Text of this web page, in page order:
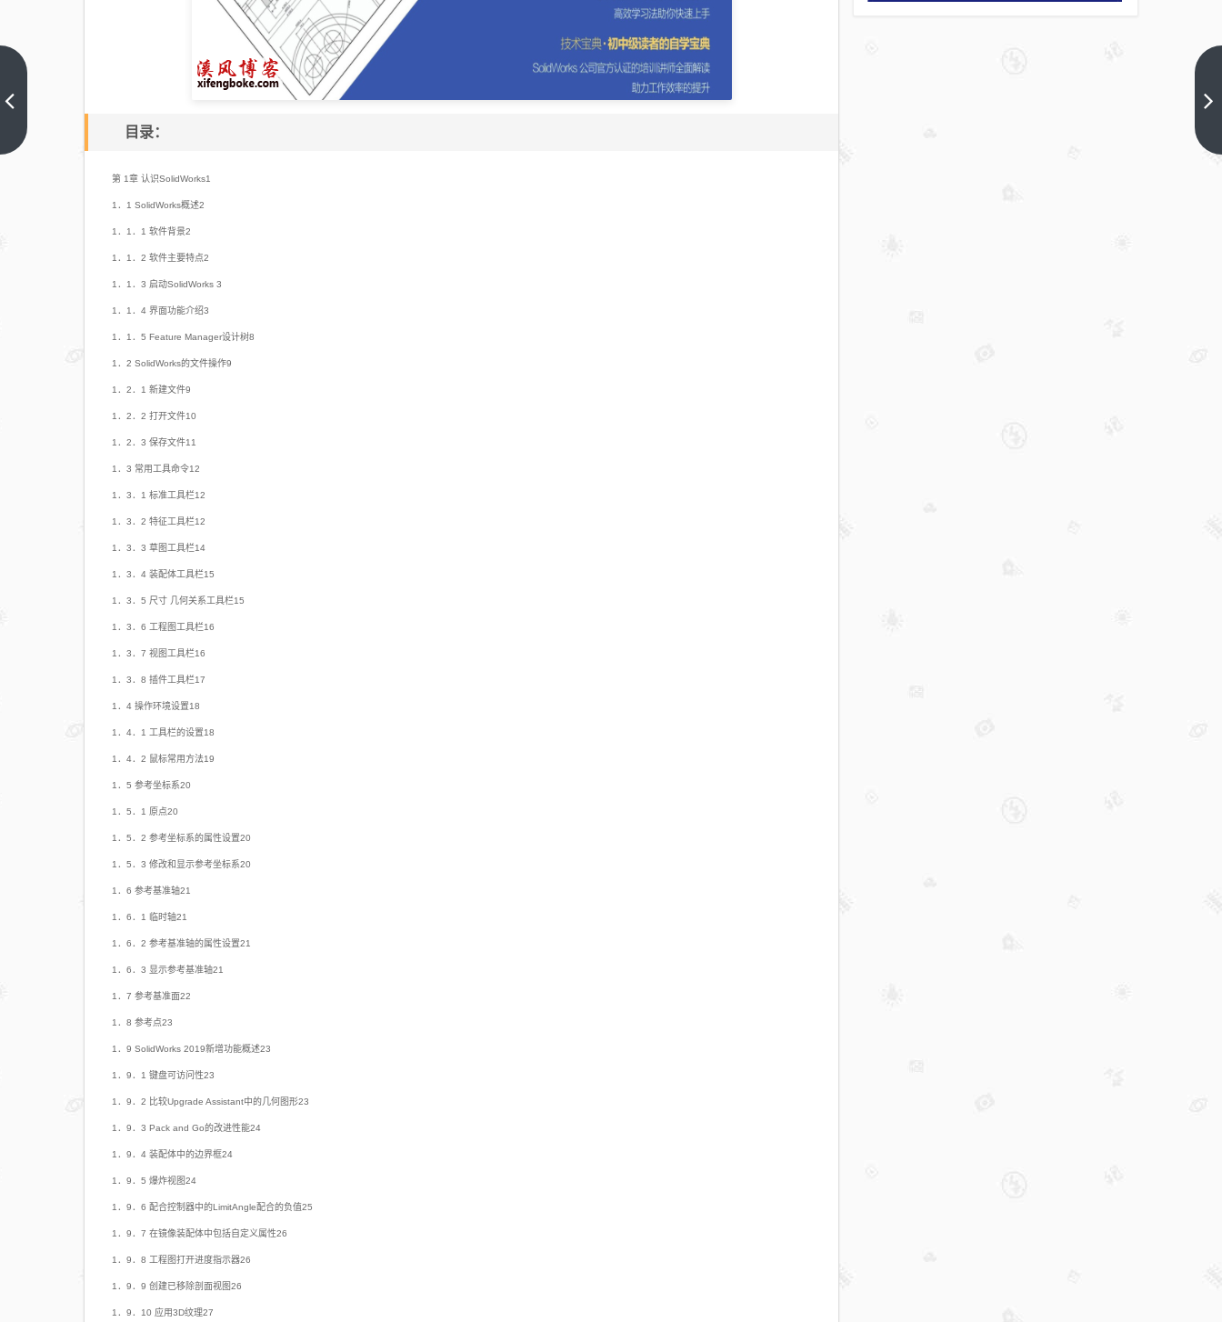
目录：
第 1章 认识SolidWorks1
1．1 SolidWorks概述2
1．1．1 软件背景2
1．1．2 软件主要特点2
1．1．3 启动SolidWorks 3
1．1．4 界面功能介绍3
1．1．5 Feature Manager设计树8
1．2 SolidWorks的文件操作9
1．2．1 新建文件9
1．2．2 打开文件10
1．2．3 保存文件11
1．3 常用工具命令12
1．3．1 标准工具栏12
1．3．2 特征工具栏12
1．3．3 草图工具栏14
1．3．4 装配体工具栏15
1．3．5 尺寸 几何关系工具栏15
1．3．6 工程图工具栏16
1．3．7 视图工具栏16
1．3．8 插件工具栏17
1．4 操作环境设置18
1．4．1 工具栏的设置18
1．4．2 鼠标常用方法19
1．5 参考坐标系20
1．5．1 原点20
1．5．2 参考坐标系的属性设置20
1．5．3 修改和显示参考坐标系20
1．6 参考基准轴21
1．6．1 临时轴21
1．6．2 参考基准轴的属性设置21
1．6．3 显示参考基准轴21
1．7 参考基准面22
1．8 参考点23
1．9 SolidWorks 2019新增功能概述23
1．9．1 键盘可访问性23
1．9．2 比较Upgrade Assistant中的几何图形23
1．9．3 Pack and Go的改进性能24
1．9．4 装配体中的边界框24
1．9．5 爆炸视图24
1．9．6 配合控制器中的LimitAngle配合的负值25
1．9．7 在镜像装配体中包括自定义属性26
1．9．8 工程图打开进度指示器26
1．9．9 创建已移除剖面视图26
1．9．10 应用3D纹理27
复横向位